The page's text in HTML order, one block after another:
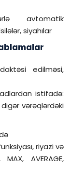
avtomatik
siyahılar
edilməsi,
istifadə:
vərəqlərdəki
riyazi və
AVERAGE,